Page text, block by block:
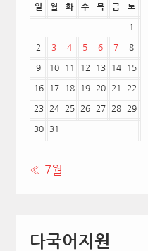
일 월 화 수 목 금 토
1
2 3 4 5 6 7 8
9 10 11 12 13 14 15
16 17 18 19 20 21 22
23 24 25 26 27 28 29
30 31
« 7월
다국어지원